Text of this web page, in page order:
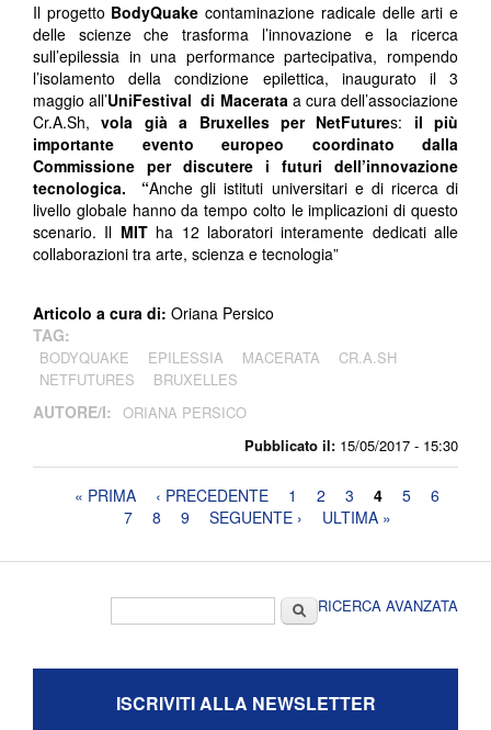
Pubblicato il: 15/05/2017 - 15:30
Il progetto BodyQuake contaminazione radicale delle arti e
delle scienze che trasforma l’innovazione e la ricerca
sull’epilessia in una performance partecipativa, rompendo
l’isolamento della condizione epilettica, inaugurato il 3
maggio all’UniFestival di Macerata a cura dell’associazione
Cr.A.Sh,vola già a Bruxelles per NetFutures: il più
importante evento europeo coordinato dalla
Commissione per discutere i futuri dell’innovazione
tecnologica. “Anche gli istituti universitari e di ricerca di
livello globale hanno da tempo colto le implicazioni di questo
scenario. Il MITha 12 laboratori interamente dedicati alle
collaborazioni tra arte, scienza e tecnologia”
Articolo a cura di: Oriana Persico
TAG:
BODYQUAKE EPILESSIA MACERATA
CR.A.SH
NETFUTURES
BRUXELLES
AUTORE/I: ORIANA PERSICO
Pagine« PRIMA ‹ PRECEDENTE 1 2 3 4 5
6
7
8 9 SEGUENTE › ULTIMA »
CercaRICERCA AVANZATA
ISCRIVITI ALLA NEWSLETTER